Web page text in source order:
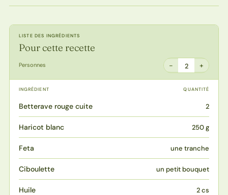
LISTE DES INGRÉDIENTS
Pour cette recette
Personnes − 2 +
INGRÉDIENT QUANTITÉ
Betterave rouge cuite 2
Haricot blanc 250 g
Feta une tranche
Ciboulette un petit bouquet
Huile 2 cs